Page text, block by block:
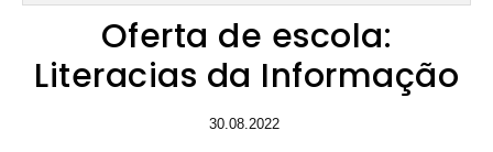
Oferta de escola:
Literacias da Informação
30.08.2022